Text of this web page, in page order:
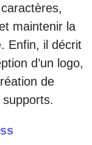
maintenir la
Enfin, il décrit
d’un logo,
de